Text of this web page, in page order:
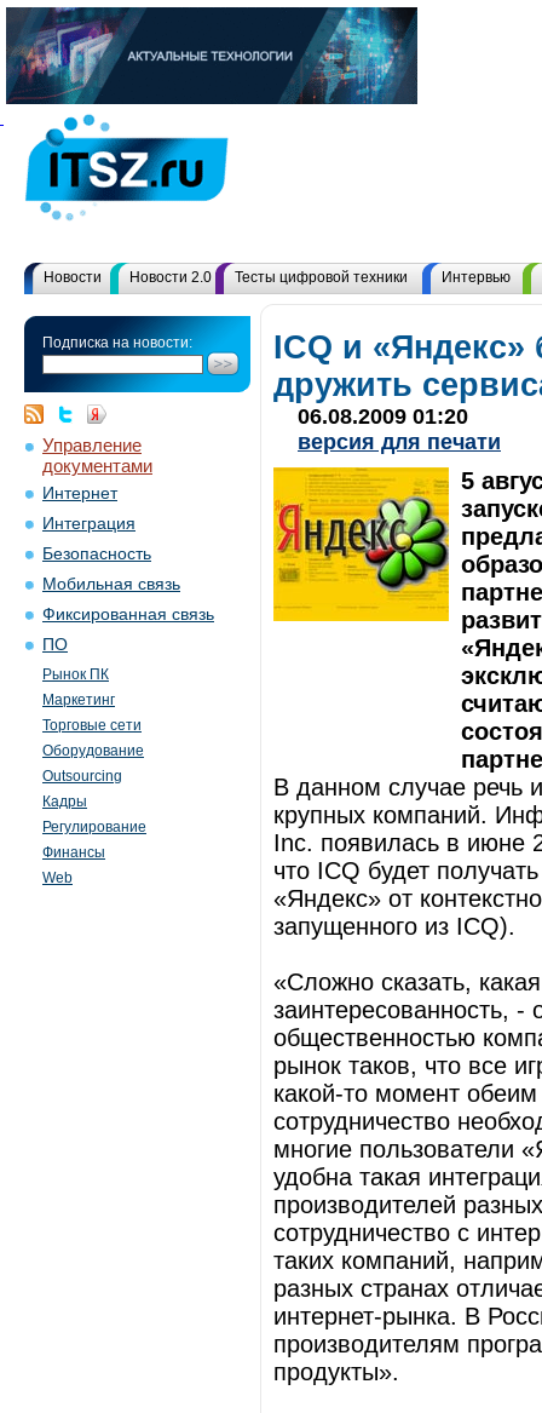
Новости Новости 2.0 Тесты цифровой техники Интервью
Подписка на новости:
Управление
документами
Интернет
Интеграция
Безопасность
Мобильная связь
Фиксированная связь
ПО
Рынок ПК
Маркетинг
Торговые сети
Оборудование
Outsourcing
Кадры
Регулирование
Финансы
Web
ICQ и «Яндекс»
дружить
06.08.2009 01:20
версия для печати
5
В данном случае речь
крупных компаний.
Inc. появилась в июне
что ICQ будет
«Яндекс» от
запущенного из ICQ).
«Сложно сказать,
заинтересованность,
общественностью
рынок таков, что все
какой-то момент
сотрудничество
многие пользователи
удобна такая
производителей
сотрудничество с
таких компаний,
разных странах
интернет-рынка. В
производителям
продукты».